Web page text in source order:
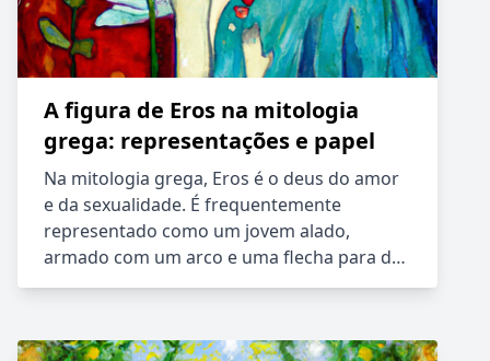
A figura de Eros na mitologia
grega: representações e papel
Na mitologia grega, Eros é o deus do amor
e da sexualidade. É frequentemente
representado como um jovem alado,
armado com um arco e uma flecha para d…